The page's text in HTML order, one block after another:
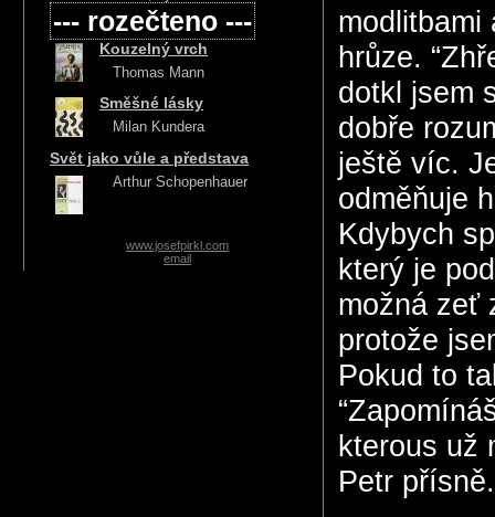
--- rozečteno ---
Kouzelný vrch
Thomas Mann
Směšné lásky
Milan Kundera
Svět jako vůle a představa
Arthur Schopenhauer
www.josefpirkl.com
email
modlitbami
hrůze.
dotkl jsem
dobře
ještě víc.
odměňuje
Kdybych
který je
možná zeť
protože
Pokud to
kterous už
Petr přísně.